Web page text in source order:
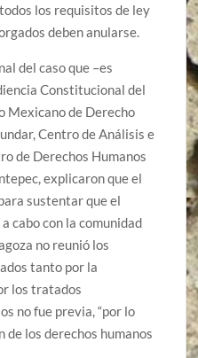
los requisitos de ley
deben anularse.
del caso que –es
Constitucional del
Mexicano de Derecho
Centro de Análisis e
de Derechos Humanos
explicaron que el
sustentar que el
cabo con la comunidad
no reunió los
tanto por la
los tratados
no fue previa, “por lo
de los derechos humanos